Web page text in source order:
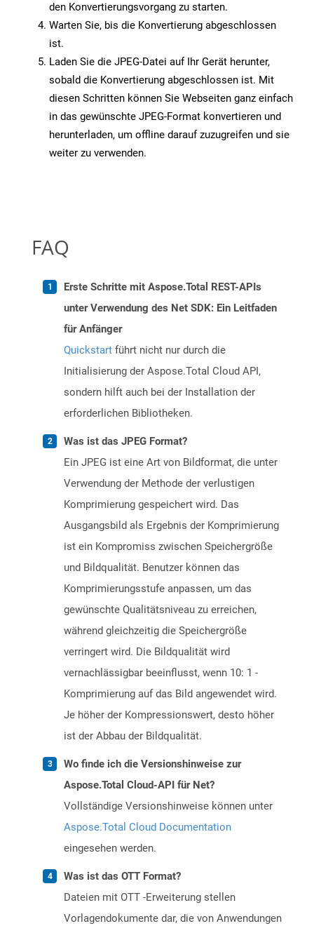
den Konvertierungsvorgang zu starten.
Warten Sie, bis die Konvertierung abgeschlossen
ist.
Laden Sie die JPEG-Datei auf Ihr Gerät herunter,
sobald die Konvertierung abgeschlossen ist. Mit
diesen Schritten können Sie Webseiten ganz einfach
in das gewünschte JPEG-Format konvertieren und
herunterladen, um offline darauf zuzugreifen und sie
weiter zu verwenden.
FAQ
Erste Schritte mit Aspose.Total REST-APIs
unter Verwendung des Net SDK: Ein Leitfaden
für Anfänger
Quickstart führt nicht nur durch die
Initialisierung der Aspose.Total Cloud API,
sondern hilft auch bei der Installation der
erforderlichen Bibliotheken.
Was ist das JPEG Format?
Ein JPEG ist eine Art von Bildformat, die unter
Verwendung der Methode der verlustigen
Komprimierung gespeichert wird. Das
Ausgangsbild als Ergebnis der Komprimierung
ist ein Kompromiss zwischen Speichergröße
und Bildqualität. Benutzer können das
Komprimierungsstufe anpassen, um das
gewünschte Qualitätsniveau zu erreichen,
während gleichzeitig die Speichergröße
verringert wird. Die Bildqualität wird
vernachlässigbar beeinflusst, wenn 10: 1 -
Komprimierung auf das Bild angewendet wird.
Je höher der Kompressionswert, desto höher
ist der Abbau der Bildqualität.
Wo finde ich die Versionshinweise zur
Aspose.Total Cloud-API für Net?
Vollständige Versionshinweise können unter
Aspose.Total Cloud Documentation
eingesehen werden.
Was ist das OTT Format?
Dateien mit OTT -Erweiterung stellen
Vorlagendokumente dar, die von Anwendungen